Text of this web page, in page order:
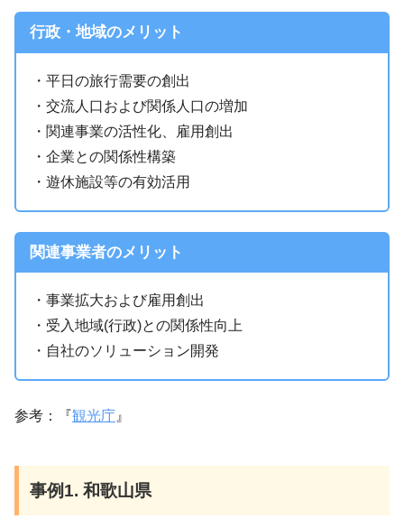
行政・地域のメリット
・平日の旅行需要の創出
・交流人口および関係人口の増加
・関連事業の活性化、雇用創出
・企業との関係性構築
・遊休施設等の有効活用
関連事業者のメリット
・事業拡大および雇用創出
・受入地域(行政)との関係性向上
・自社のソリューション開発
参考：『観光庁 』
事例1. 和歌山県